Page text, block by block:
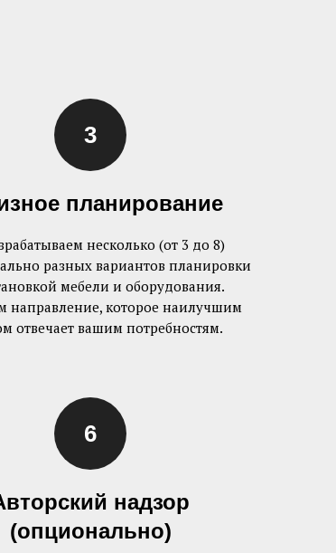
планирование
несколько (от 3 до 8)
разных вариантов планировки
мебели и оборудования.
направление, которое наилучшим
отвечает вашим потребностям.
надзор
(опционально)